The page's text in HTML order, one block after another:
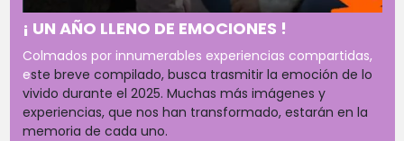
¡ UN AÑO LLENO DE EMOCIONES !
Colmados por innumerables experiencias compartidas,
este breve compilado, busca trasmitir la emoción de lo
vivido durante el 2025. Muchas más imágenes y
experiencias, que nos han transformado, estarán en la
memoria de cada uno.